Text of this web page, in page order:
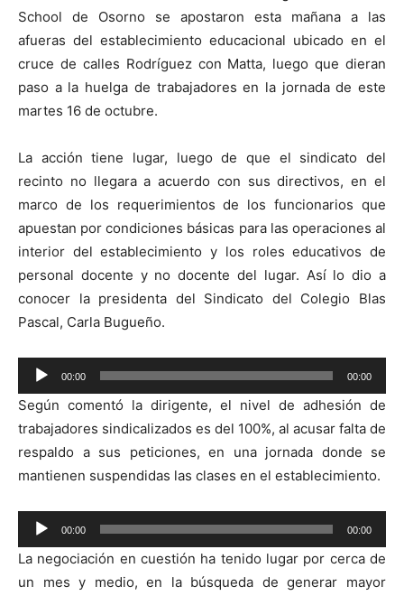
School de Osorno se apostaron esta mañana a las
afueras del establecimiento educacional ubicado en el
cruce de calles Rodríguez con Matta, luego que dieran
paso a la huelga de trabajadores en la jornada de este
martes 16 de octubre.
La acción tiene lugar, luego de que el sindicato del
recinto no llegara a acuerdo con sus directivos, en el
marco de los requerimientos de los funcionarios que
apuestan por condiciones básicas para las operaciones al
interior del establecimiento y los roles educativos de
personal docente y no docente del lugar. Así lo dio a
conocer la presidenta del Sindicato del Colegio Blas
Pascal, Carla Bugueño.
Reproductor
de
audio
00:00 00:00
Según comentó la dirigente, el nivel de adhesión de
trabajadores sindicalizados es del 100%, al acusar falta de
respaldo a sus peticiones, en una jornada donde se
mantienen suspendidas las clases en el establecimiento.
Reproductor
de
audio
00:00 00:00
La negociación en cuestión ha tenido lugar por cerca de
un mes y medio, en la búsqueda de generar mayor